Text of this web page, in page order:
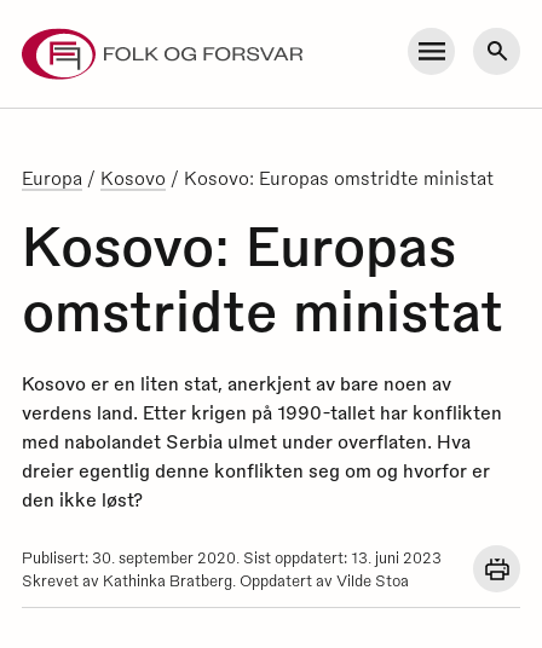
content
Meny Søk
Europa / Kosovo / Kosovo: Europas omstridte ministat
Kosovo: Europas
omstridte ministat
Kosovo er en liten stat, anerkjent av bare noen av
verdens land. Etter krigen på 1990-tallet har konflikten
med nabolandet Serbia ulmet under overflaten. Hva
dreier egentlig denne konflikten seg om og hvorfor er
den ikke løst?
Publisert: 30. september 2020. Sist oppdatert: 13. juni 2023
Skrevet av Kathinka Bratberg. Oppdatert av Vilde Stoa
Åpne
en